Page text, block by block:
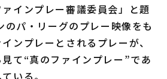
リーンズ
ファローズ
ンクホークス
インプレー審議委員会」と題
のパ・リーグのプレー映像をも
ンプレーとされるプレーが、
て“真のファインプレー”であ
いる。